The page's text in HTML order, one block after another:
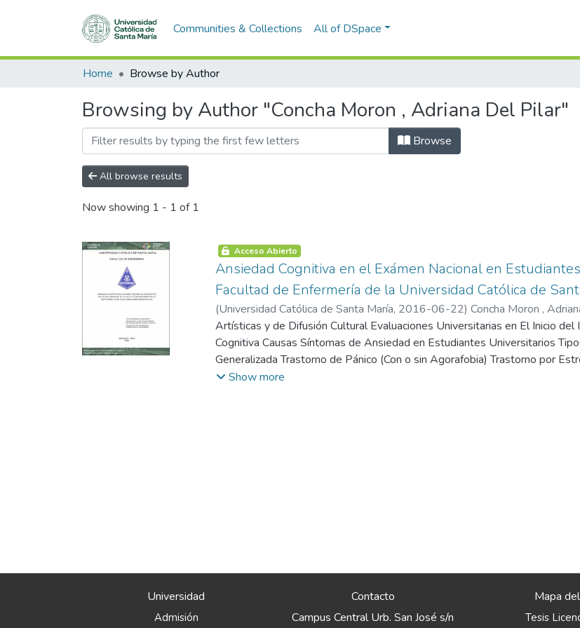
Communities & Collections All of DSpace
Home Browse by Author
Browsing by Author "Concha Moron , Adriana Del Pilar"
Browse
All browse results
Now showing 1 - 1 of 1
Acceso Abierto
Ansiedad Cognitiva en el Exámen Nacional en
Facultad de Enfermería de la Universidad Católica de
(Universidad Católica de Santa María, 2016-06-22) Concha Moron ,
Fabiola
Artísticas y de Difusión Cultural Evaluaciones Universitarias en El Inicio
Cognitiva Causas Síntomas de Ansiedad en Estudiantes Universitarios
Generalizada Trastorno de Pánico (Con o sin Agorafobia) Trastorno por
Fobia Social Trastorno Fóbico Ansiedad ante los Exámenes
Show more
Universidad
Admisión
Contacto
Campus Central Urb. San José s/n
Mapa
Tesis